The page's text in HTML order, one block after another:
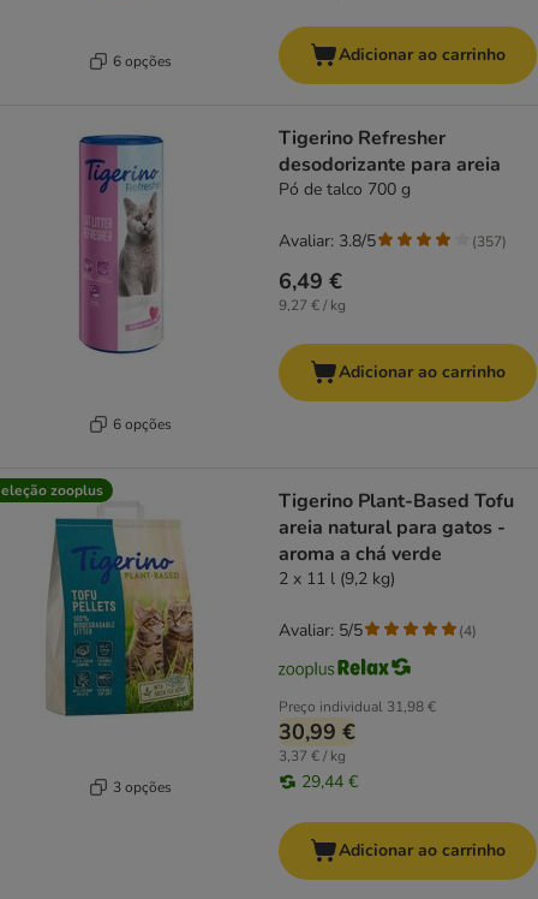
6 opções Adicionar ao carrinho
6 opções
Tigerino Refresher
desodorizante para areia
Pó de talco 700 g
6,49 €
9,27 € / kg
Avaliar: 3.8/5 (357)
Adicionar ao carrinho
zooplus
3 opções
Tigerino Plant-Based Tofu
areia natural para gatos -
aroma a chá verde
2 x 11 l (9,2 kg)
Preço individual 31,98 €
30,99 €
3,37 € / kg
29,44 €
Avaliar: 5/5 (4)
Adicionar ao carrinho